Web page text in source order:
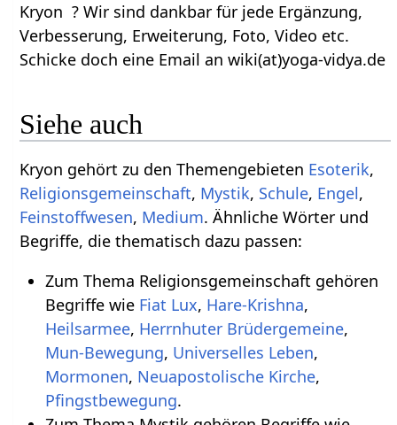
Kryon ? Wir sind dankbar für jede Ergänzung,
Verbesserung, Erweiterung, Foto, Video etc.
Schicke doch eine Email an wiki(at)yoga-vidya.de
Siehe auch
Kryon gehört zu den Themengebieten Esoterik,
Religionsgemeinschaft, Mystik, Schule, Engel,
Feinstoffwesen, Medium. Ähnliche Wörter und
Begriffe, die thematisch dazu passen:
Zum Thema Religionsgemeinschaft gehören
Begriffe wie Fiat Lux, Hare-Krishna,
Heilsarmee, Herrnhuter Brüdergemeine,
Mun-Bewegung, Universelles Leben,
Mormonen, Neuapostolische Kirche,
Pfingstbewegung.